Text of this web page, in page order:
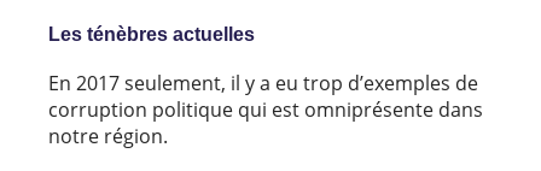
Les ténèbres actuelles
En 2017 seulement, il y a eu trop d’exemples de
corruption politique qui est omniprésente dans
notre région.